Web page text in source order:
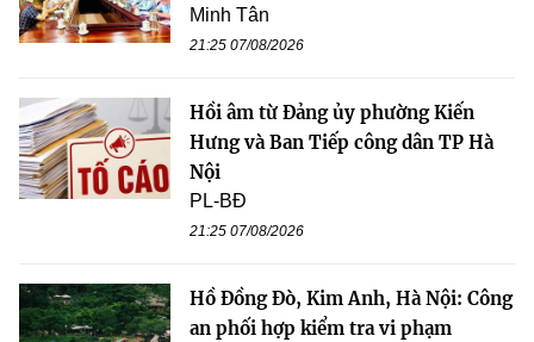
Minh Tân
21:25 07/08/2026
Hồi âm từ Đảng ủy phường Kiến
Hưng và Ban Tiếp công dân TP Hà
Nội
PL-BĐ
21:25 07/08/2026
Hồ Đồng Đò, Kim Anh, Hà Nội: Công
an phối hợp kiểm tra vi phạm